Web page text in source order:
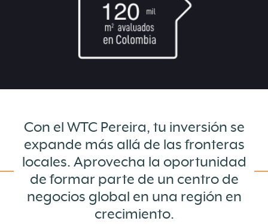
Con el WTC Pereira, tu inversión se
expande más allá de las fronteras
locales. Aprovecha la oportunidad
de formar parte de un centro de
negocios global en una región en
crecimiento.